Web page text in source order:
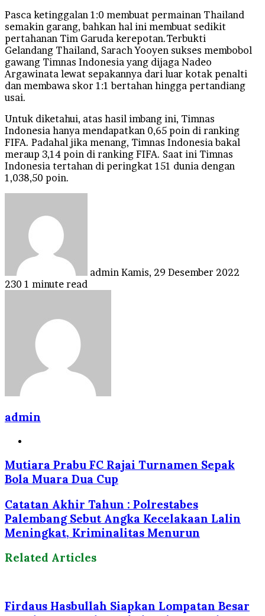
Pasca ketinggalan 1:0 membuat permainan Thailand
semakin garang, bahkan hal ini membuat sedikit
pertahanan Tim Garuda kerepotan.Terbukti
Gelandang Thailand, Sarach Yooyen sukses membobol
gawang Timnas Indonesia yang dijaga Nadeo
Argawinata lewat sepakannya dari luar kotak penalti
dan membawa skor 1:1 bertahan hingga pertandiang
usai.
Untuk diketahui, atas hasil imbang ini, Timnas
Indonesia hanya mendapatkan 0,65 poin di ranking
FIFA. Padahal jika menang, Timnas Indonesia bakal
meraup 3,14 poin di ranking FIFA. Saat ini Timnas
Indonesia tertahan di peringkat 151 dunia dengan
1,038,50 poin.
admin Kamis, 29 Desember 2022
230 1 minute read
admin
Mutiara Prabu FC Rajai Turnamen Sepak
Bola Muara Dua Cup
Catatan Akhir Tahun : Polrestabes
Palembang Sebut Angka Kecelakaan Lalin
Meningkat, Kriminalitas Menurun
Related Articles
Firdaus Hasbullah Siapkan Lompatan Besar